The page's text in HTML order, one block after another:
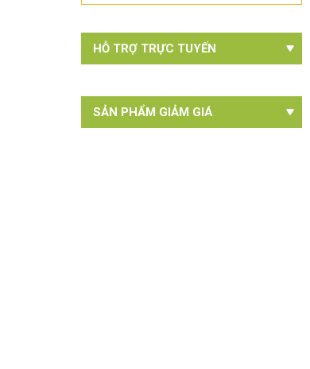
HỖ TRỢ TRỰC TUYẾN
SẢN PHẨM GIẢM GIÁ